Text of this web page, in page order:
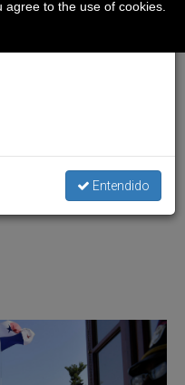
Entendido
to the use of cookies.